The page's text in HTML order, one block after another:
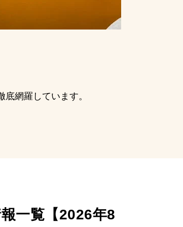
網羅しています。
一覧【2026年8